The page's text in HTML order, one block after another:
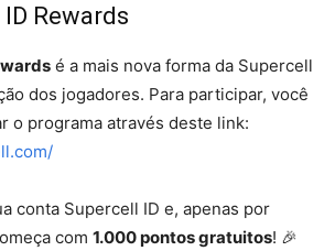
Rewards
é a mais nova forma da Supercell
dos jogadores. Para participar, você
o programa através deste link:
conta Supercell ID e, apenas por
com 1.000 pontos gratuitos! 🎉